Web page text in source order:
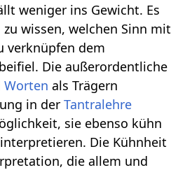
weniger ins Gewicht. Es
wissen, welchen Sinn mit
verknüpfen dem
beifiel. Die außerordentliche
Worten als Trägern
in derTantralehre
sie ebenso kühn
Die Kühnheit
die allem und